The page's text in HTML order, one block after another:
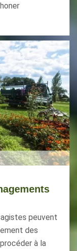
peuvent
des
à la